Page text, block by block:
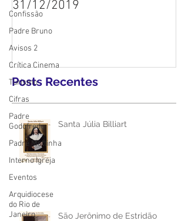
Confissão
Padre Bruno
Avisos 2
Crítica Cinema
Turismo
Cifras
Padre
Godofredo
Padre Mottinha
Interno Igreja
Eventos
Arquidiocese
do Rio de
Janeiro
31/12/2019
Posts Recentes
Santa Júlia Billiart
São Jerônimo de Estridão